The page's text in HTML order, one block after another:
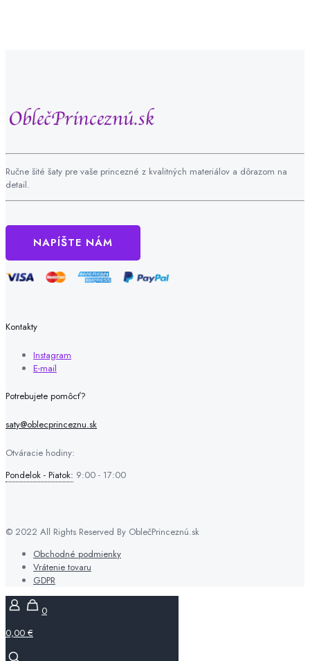
Ručne šité šaty pre vaše princezné z kvalitných materiálov a dôrazom na
detail.
NAPÍŠTE NÁM
Kontakty
Instagram
E-mail
Potrebujete pomôcť?
saty@oblecprinceznu.sk
Otváracie hodiny:
Pondelok - Piatok: 9:00 - 17:00
© 2022 All Rights Reserved By OblečPrinceznú.sk
Obchodné podmienky
Vrátenie tovaru
GDPR
0
0,00 €